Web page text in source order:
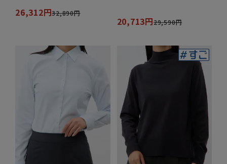
26,312円32,890円
20,713円29,590円